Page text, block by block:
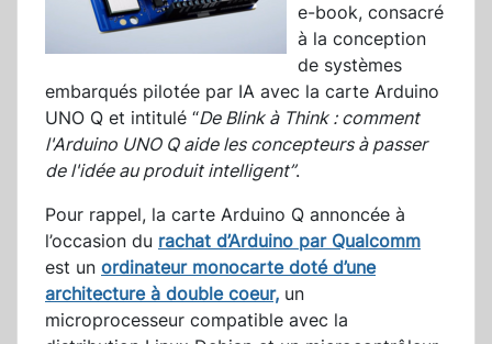
e-book, consacré
à la conception
de systèmes
embarqués pilotée par IA avec la carte Arduino
UNO Q et intitulé “De Blink à Think : comment
l'Arduino UNO Q aide les concepteurs à passer
de l'idée au produit intelligent”.
Pour rappel, la carte Arduino Q annoncée à
l’occasion du rachat d’Arduino par Qualcomm
est un ordinateur monocarte doté d’une
architecture à double coeur, un
microprocesseur compatible avec la